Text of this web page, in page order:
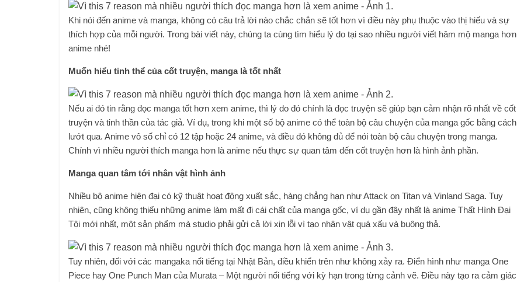
Khi nói đến anime và manga, không có câu trả lời nào chắc chắn sẽ tốt hơn vì điều này phụ thuộc vào thị hiếu và sự
thích hợp của mỗi người. Trong bài viết này, chúng ta cùng tìm hiểu lý do tại sao nhiều người viết hâm mộ manga hơn
anime nhé!
Muốn hiểu tinh thể của cốt truyện, manga là tốt nhất
Nếu ai đó tin rằng đọc manga tốt hơn xem anime, thì lý do đó chính là đọc truyện sẽ giúp bạn cảm nhận rõ nhất về cốt
truyện và tinh thần của tác giả. Ví dụ, trong khi một số bộ anime có thể toàn bộ câu chuyện của manga gốc bằng cách
lướt qua. Anime vô số chỉ có 12 tập hoặc 24 anime, và điều đó không đủ để nói toàn bộ câu chuyện trong manga.
Chính vì nhiều người thích manga hơn là anime nếu thực sự quan tâm đến cốt truyện hơn là hình ảnh phần.
Manga quan tâm tới nhân vật hình ảnh
Nhiều bộ anime hiện đại có kỹ thuật hoạt động xuất sắc, hàng chẳng hạn như Attack on Titan và Vinland Saga. Tuy
nhiên, cũng không thiếu những anime làm mất đi cái chất của manga gốc, ví dụ gần đây nhất là anime Thất Hình Đại
Tội mới nhất, một sản phẩm mà studio phải gửi cả lời xin lỗi vì tạo nhân vật quá xấu và buông thả.
Tuy nhiên, đối với các mangaka nổi tiếng tại Nhật Bản, điều khiển trên như không xảy ra. Điển hình như manga One
Piece hay One Punch Man của Murata – Một người nổi tiếng với kỳ hạn trong từng cảnh vẽ. Điều này tạo ra cảm giác